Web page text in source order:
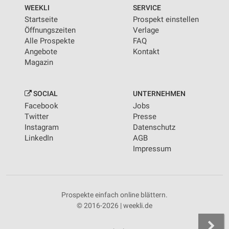
WEEKLI
Startseite
Öffnungszeiten
Alle Prospekte
Angebote
Magazin
SERVICE
Prospekt einstellen
Verlage
FAQ
Kontakt
SOCIAL
Facebook
Twitter
Instagram
LinkedIn
UNTERNEHMEN
Jobs
Presse
Datenschutz
AGB
Impressum
Prospekte einfach online blättern.
© 2016-2026 | weekli.de
von Inhalten
Verwendung von Profilen zur Auswahl
personalisierter Inhalte
Messung der Werbeleistung
Analyse von Zielgruppen durch Statistiken oder
Kombinationen von Daten aus verschiedenen
Quellen
Entwicklung und Verbesserung der Angebote
Verwendung genauer Standortdaten